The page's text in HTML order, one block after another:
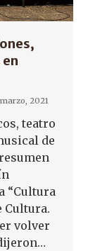
2021
teatro
de
“Cultura
Cultura.
volver